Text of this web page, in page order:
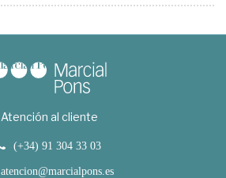
Atención al cliente
(+34) 91 304 33 03
atencion@marcialpons.es